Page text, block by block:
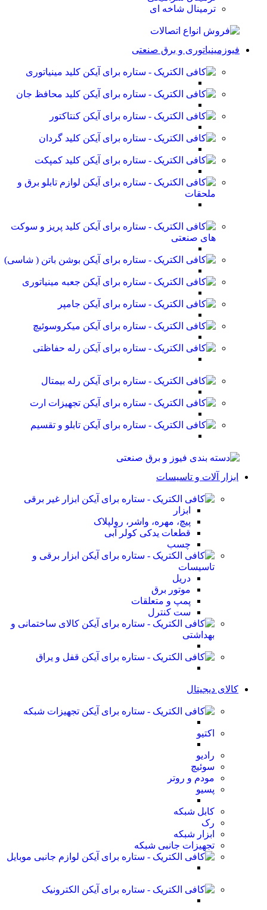
ترمینال شاخه ای
فیوزمینیاتوری و برق صنعتی
کلید مینیاتوری
کلید محافظ جان
کنتاکتور
کلید گردان
کلید کمپکت
لوازم تابلو برق و
ملحقات
کلید پریز و سوکت
های صنعتی
بوشن باتن ( شاسی)
جعبه مینیاتوری
جامپر
میکروسوئیچ
رله حفاظتی
رله بیمتال
تجهیزات ارت
تابلو و تقسیم
ابزار آلات و تاسیسات
ابزار غیر برقی
ابزار
پیچ، مهره، واشر، رولپلاک
قطعات یدکی کولر آبی
چسب
ابزار برقی و
تاسیسات
دریل
موتور برق
پمپ و متعلقات
ست کنترل
کالای ساختمانی و
بهداشتی
قفل و یراق
کالای دیجیتال
تجهیزات شبکه
اکتیو
رادیو
سوئیچ
مودم و روتر
پسیو
کابل شبکه
رک
ابزار شبکه
تجهیزات جانبی شبکه
لوازم جانبی موبایل
الکترونیک